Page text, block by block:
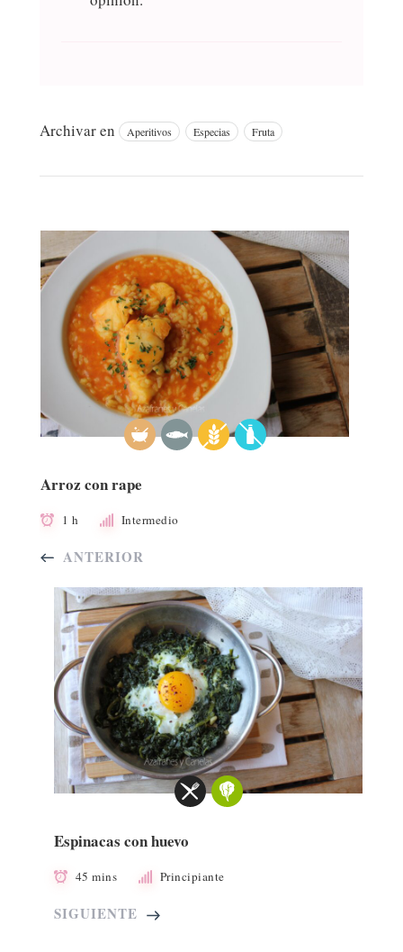
Archivar en Aperitivos Especias Fruta
Arroz con rape
1 h Intermedio
ANTERIOR
Espinacas con huevo
45 mins Principiante
SIGUIENTE